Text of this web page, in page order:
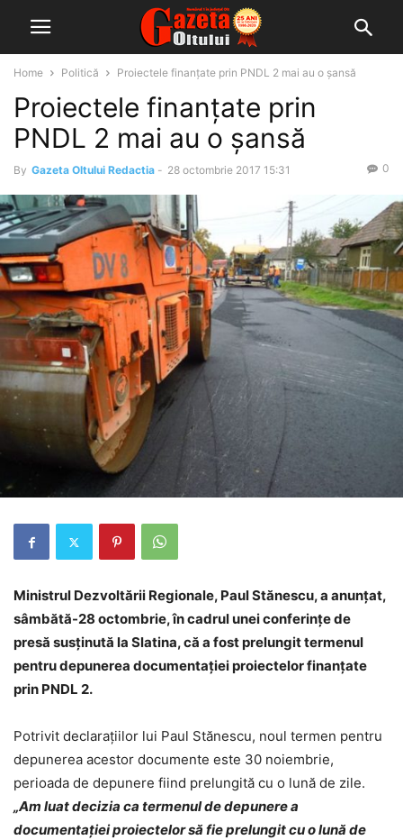
Home Politică Proiectele finanţate prin PNDL 2 mai au o șansă
Proiectele finanţate prin
PNDL 2 mai au o șansă
By Gazeta Oltului Redactia - 28 octombrie 2017 15:31 0
Ministrul Dezvoltării Regionale, Paul Stănescu, a anunţat,
sâmbătă-28 octombrie, în cadrul unei conferințe de
presă susținută la Slatina, că a fost prelungit termenul
pentru depunerea documentaţiei proiectelor finanțate
prin PNDL 2.
Potrivit declarațiilor lui Paul Stănescu, noul termen pentru
depunerea acestor documente este 30 noiembrie,
perioada de depunere fiind prelungită cu o lună de zile.
„Am luat decizia ca termenul de depunere a
documentației proiectelor să fie prelungit cu o lună de